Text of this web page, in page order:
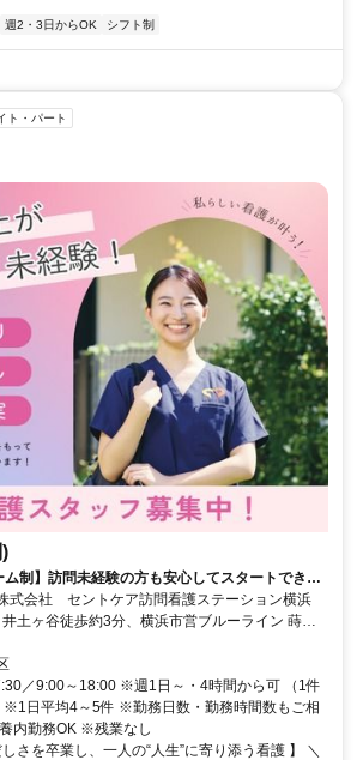
週2・3日からOK シフト制
ト・パート
制】訪問未経験の方も安心してスタートできま
式会社 セントケア訪問看護ステーション横浜
土ヶ谷徒歩約3分、横浜市営ブルーライン 蒔田1
急本線 弘明寺（京急線）東出口徒歩約16分 京急
分 【勤務地】 神奈川県横浜市南区永田東1-1-7
）／9:00～18:00 ※週1日～・4時間から可 （1件
※1日平均4～5件 ※勤務日数・勤務時間数もご相
内勤務OK ※残業なし
さを卒業し、一人の“人生”に寄り添う看護 】 ＼